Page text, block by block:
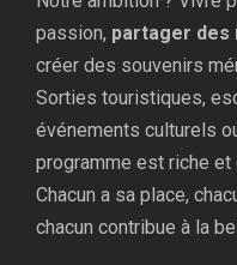
passion, partager des
créer des souvenirs
Sorties touristiques,
événements culturels
programme est riche
Chacun a sa place,
chacun contribue à la